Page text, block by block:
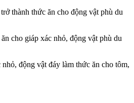
thành thức ăn cho động vật phù du
cho giáp xác nhỏ, động vật phù du
động vật đáy làm thức ăn cho tôm,